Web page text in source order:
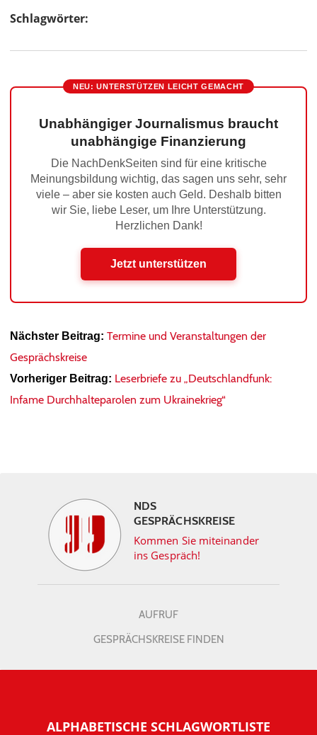
Schlagwörter:
NEU: UNTERSTÜTZEN LEICHT GEMACHT
Unabhängiger Journalismus braucht
unabhängige Finanzierung
Die NachDenkSeiten sind für eine kritische
Meinungsbildung wichtig, das sagen uns sehr, sehr
viele – aber sie kosten auch Geld. Deshalb bitten
wir Sie, liebe Leser, um Ihre Unterstützung.
Herzlichen Dank!
Jetzt unterstützen
Nächster Beitrag: Termine und Veranstaltungen der
Gesprächskreise
Vorheriger Beitrag: Leserbriefe zu „Deutschlandfunk:
Infame Durchhalteparolen zum Ukrainekrieg“
NDS
GESPRÄCHSKREISE
Kommen Sie miteinander
ins Gespräch!
AUFRUF
GESPRÄCHSKREISE FINDEN
ALPHABETISCHE SCHLAGWORTLISTE